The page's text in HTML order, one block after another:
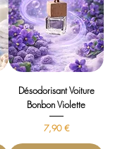
Désodorisant Voiture
Bonbon Violette
Prix
7,90 €